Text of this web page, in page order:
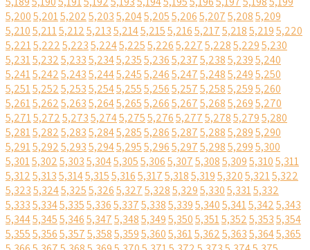
5,2005,2015,2025,2035,2045,2055,2065,2075,2085,209
5,2105,2115,2125,2135,2145,2155,2165,2175,2185,2195,220
5,2215,2225,2235,2245,2255,2265,2275,2285,2295,230
5,2315,2325,2335,2345,2355,2365,2375,2385,2395,240
5,2415,2425,2435,2445,2455,2465,2475,2485,2495,250
5,2515,2525,2535,2545,2555,2565,2575,2585,2595,260
5,2615,2625,2635,2645,2655,2665,2675,2685,2695,270
5,2715,2725,2735,2745,2755,2765,2775,2785,2795,280
5,2815,2825,2835,2845,2855,2865,2875,2885,2895,290
5,2915,2925,2935,2945,2955,2965,2975,2985,2995,300
5,3015,3025,3035,3045,3055,3065,3075,3085,3095,3105,311
5,3125,3135,3145,3155,3165,3175,3185,3195,3205,3215,322
5,3235,3245,3255,3265,3275,3285,3295,3305,3315,332
5,3335,3345,3355,3365,3375,3385,3395,3405,3415,3425,343
5,3445,3455,3465,3475,3485,3495,3505,3515,3525,3535,354
5,3555,3565,3575,3585,3595,3605,3615,3625,3635,3645,365